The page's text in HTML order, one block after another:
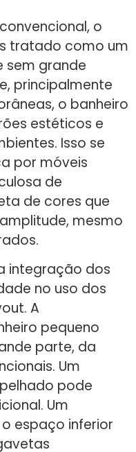
o
tratado como um
sem grande
principalmente
o banheiro
estéticos e
Isso se
por móveis
de
de cores que
mesmo
integração dos
no uso dos
A
pequeno
parte, da
Um
pode
Um
espaço inferior